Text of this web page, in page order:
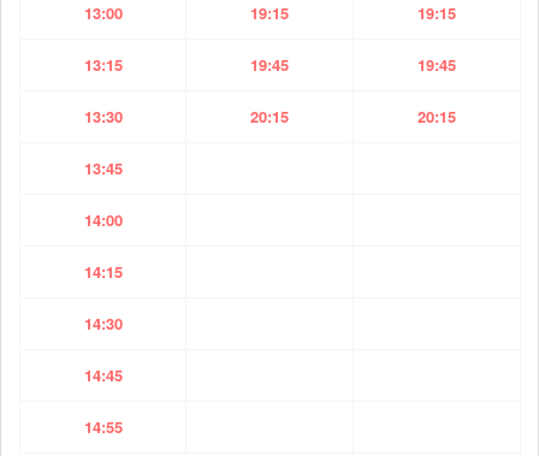
13:00 19:15 19:15
13:15 19:45 19:45
13:30 20:15 20:15
13:45
14:00
14:15
14:30
14:45
14:55